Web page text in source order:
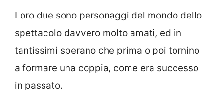
Loro due sono personaggi del mondo dello
spettacolo davvero molto amati, ed in
tantissimi sperano che prima o poi tornino
a formare una coppia, come era successo
in passato.